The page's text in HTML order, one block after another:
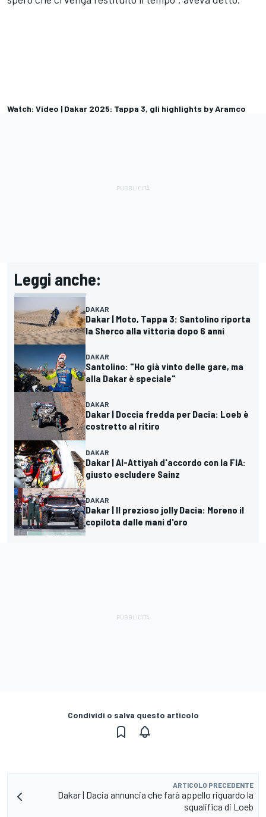
Watch: Video | Dakar 2025: Tappa 3, gli highlights by Aramco
Leggi anche:
DAKAR
Dakar | Moto, Tappa 3: Santolino riporta
la Sherco alla vittoria dopo 6 anni
DAKAR
Santolino: "Ho già vinto delle gare, ma
alla Dakar è speciale"
DAKAR
Dakar | Doccia fredda per Dacia: Loeb è
costretto al ritiro
DAKAR
Dakar | Al-Attiyah d'accordo con la FIA:
giusto escludere Sainz
DAKAR
Dakar | Il prezioso jolly Dacia: Moreno il
copilota dalle mani d'oro
Condividi o salva questo articolo
ARTICOLO PRECEDENTE
Dakar | Dacia annuncia che farà appello riguardo la
squalifica di Loeb